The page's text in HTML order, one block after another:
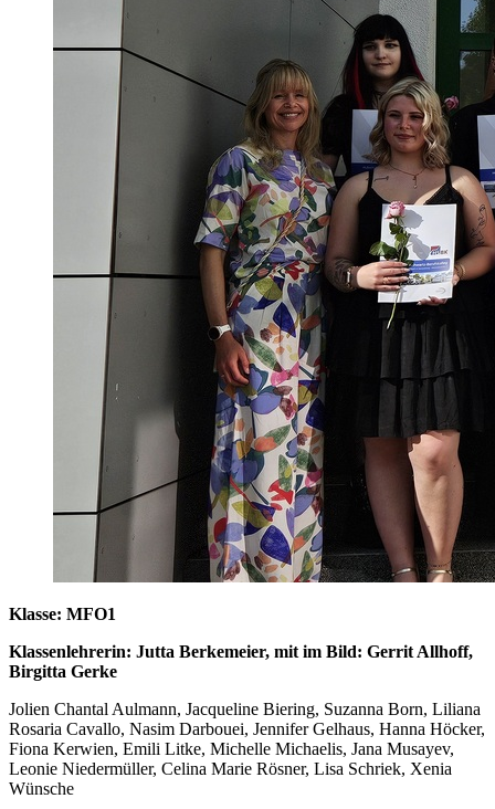
Klasse: MFO1
Klassenlehrerin: Jutta Berkemeier, mit im Bild: Gerrit Allhoff,
Birgitta Gerke
Jolien Chantal Aulmann, Jacqueline Biering, Suzanna Born, Liliana
Rosaria Cavallo, Nasim Darbouei, Jennifer Gelhaus, Hanna Höcker,
Fiona Kerwien, Emili Litke, Michelle Michaelis, Jana Musayev,
Leonie Niedermüller, Celina Marie Rösner, Lisa Schriek, Xenia
Wünsche